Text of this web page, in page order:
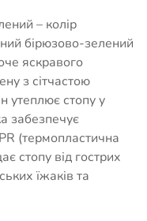
– колір
бірюзово-зелений
яскравого
з сітчастою
утеплює стопу у
забезпечує
(термопластична
стопу від гострих
їжаків та